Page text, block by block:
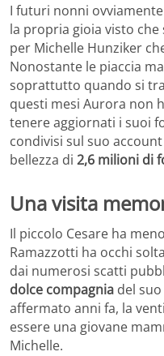
I futuri nonni
la propria gioia visto
per Michelle Hunziker
Nonostante le piaccia
soprattutto quando si
questi mesi Aurora non
tenere aggiornati i suoi
condivisi sul suo
bellezza di 2,6 milioni di
Una visita
Il piccolo Cesare ha
Ramazzotti ha occhi
dai numerosi scatti
dolce compagnia del
affermato anni fa, la
essere una giovane
Michelle.